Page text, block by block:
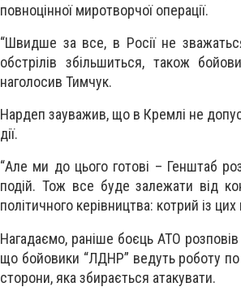
повноцінної миротворчої операції.
“Швидше за все, в Росії не
обстрілів збільшиться, також
наголосив Тимчук.
Нардеп зауважив, що в Кремлі не
дії.
“Але ми до цього готові – Генштаб
подій. Тож все буде залежати від
політичного керівництва: котрий із
Нагадаємо, раніше боєць АТО
що бойовики “ЛДНР” ведуть роботу
сторони, яка збирається атакувати.